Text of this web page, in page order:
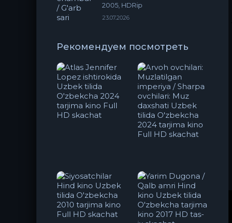
2005, HDRip
23.07.2026
Рекомендуем посмотреть